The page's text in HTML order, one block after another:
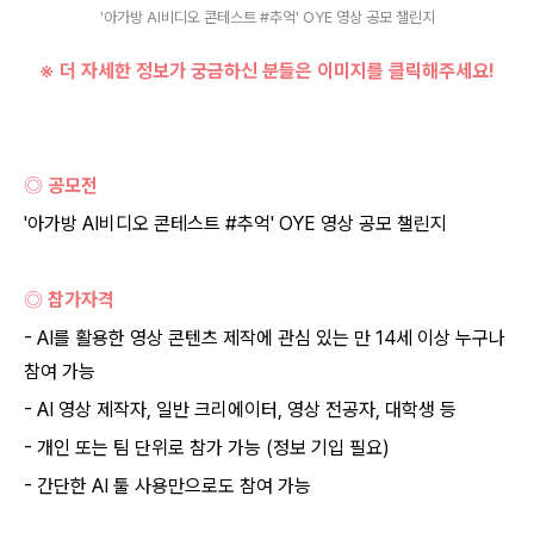
'아가방 AI비디오 콘테스트 #추억' OYE 영상 공모 챌린지
※ 더 자세한 정보가 궁금하신 분들은 이미지를 클릭해주세요!
◎ 공모전
'아가방 AI비디오 콘테스트 #추억' OYE 영상 공모 챌린지
◎ 참가자격
- AI를 활용한 영상 콘텐츠 제작에 관심 있는 만 14세 이상 누구나
참여 가능
- AI 영상 제작자, 일반 크리에이터, 영상 전공자, 대학생 등
- 개인 또는 팀 단위로 참가 가능 (정보 기입 필요)
- 간단한 AI 툴 사용만으로도 참여 가능